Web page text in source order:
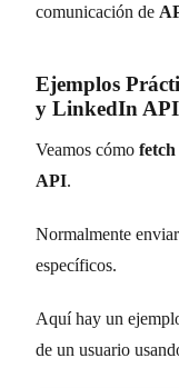
comunicación de
Ejemplos
y LinkedIn API
Veamos cómo fetch
API.
Normalmente
específicos.
Aquí hay un
de un usuario